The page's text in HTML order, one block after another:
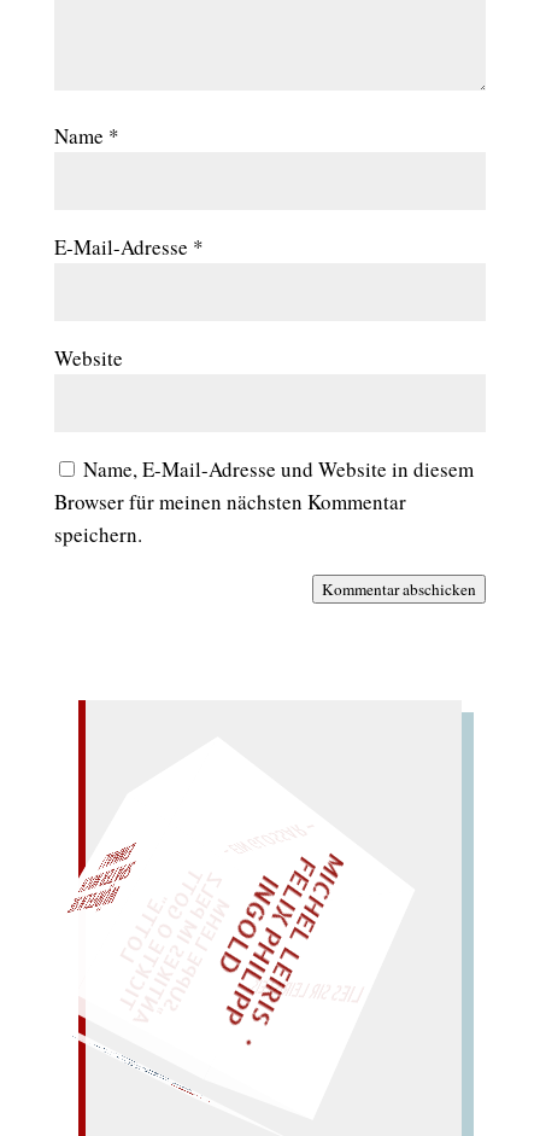
Name *
E-Mail-Adresse *
Website
Name, E-Mail-Adresse und Website in diesem
Browser für meinen nächsten Kommentar
speichern.
Kommentar abschicken
„
S
U
P
P
E
L
E
M
A
N
T
I
K
E
S
I
M
E
L
Z
T
I
C
K
T
E
O
G
O
T
TL
O
T
T
E
Ort der
Nester: roter Stern
i
m
Osten. – Erntesorte. –
Erst der Toast auf Orest!
M
I
C
H
E
L
L
E
I
R
I
S
・
F
E
L
I
X
P
H
I
L
I
P
P
I
N
G
O
L
D
EINMAL!